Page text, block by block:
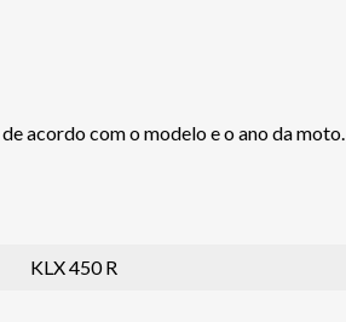
acordo com o modelo e o ano da moto.
KLX 450 R